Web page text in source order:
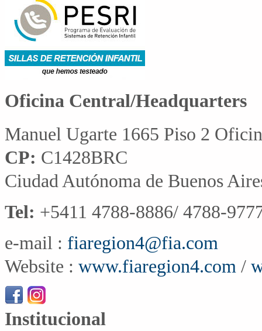
Oficina Central/Headquarters
Manuel Ugarte 1665 Piso 2
CP: C1428BRC
Ciudad Autónoma de Buenos
Tel: +5411 4788-8886/ 4788-
e-mail : fiaregion4@fia.com
Website : www.fiaregion4.com /
Institucional